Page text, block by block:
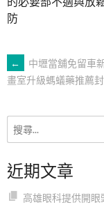
防
文
章
導
覽
←
中壢當舖免留車
畫室升級螞蟻藥推薦
近期文章
高雄眼科提供開